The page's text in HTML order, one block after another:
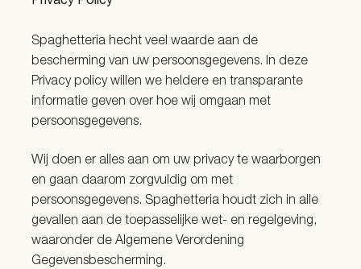
Spaghetteria hecht veel waarde aan de
bescherming van uw persoonsgegevens. In deze
Privacy policy willen we heldere en transparante
informatie geven over hoe wij omgaan met
persoonsgegevens.
Wij doen er alles aan om uw privacy te waarborgen
en gaan daarom zorgvuldig om met
persoonsgegevens. Spaghetteria houdt zich in alle
gevallen aan de toepasselijke wet- en regelgeving,
waaronder de Algemene Verordening
Gegevensbescherming.